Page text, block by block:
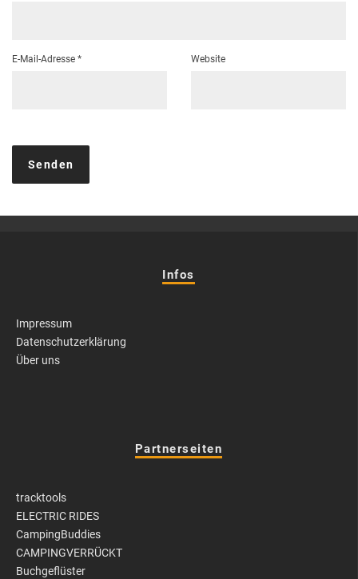
E-Mail-Adresse * Website
Infos
Impressum
Datenschutzerklärung
Über uns
Partnerseiten
tracktools
ELECTRIC RIDES
CampingBuddies
CAMPINGVERRÜCKT
Buchgeflüster